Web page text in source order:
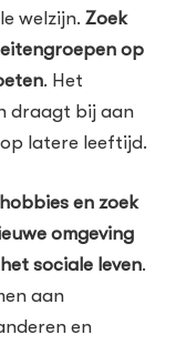
welzijn. Zoek
op
. Het
draagt bij aan
latere leeftijd.
en zoek
omgeving
sociale leven.
aan
en